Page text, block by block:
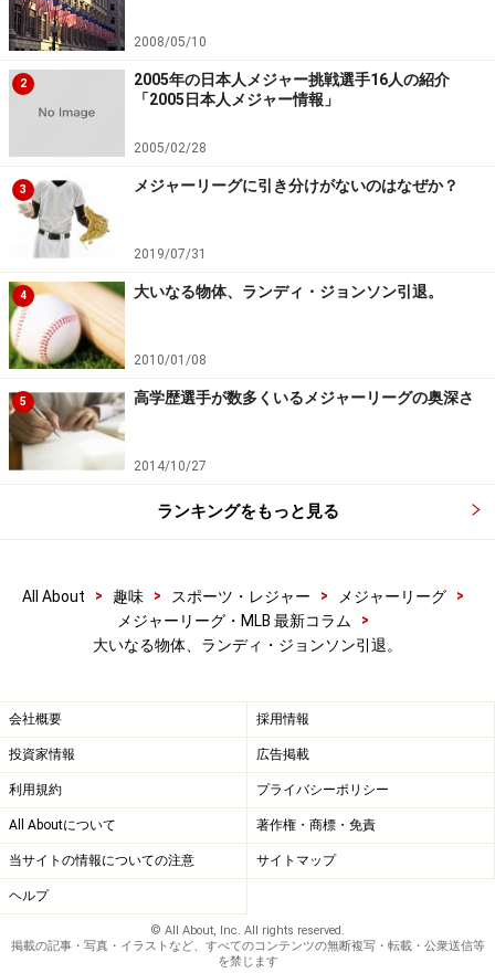
2008/05/10
2
2005年の日本人メジャー挑戦選手16人の紹介
「2005日本人メジャー情報」
2005/02/28
3 メジャーリーグに引き分けがないのはなぜか？
2019/07/31
4 大いなる物体、ランディ・ジョンソン引退。
2010/01/08
5 高学歴選手が数多くいるメジャーリーグの奥深さ
2014/10/27
ランキングをもっと見る
All About > 趣味 > スポーツ・レジャー > メジャーリーグ
>
メジャーリーグ・MLB 最新コラム
>
大いなる物体、ランディ・ジョンソン引退。
会社概要 採用情報
投資家情報 広告掲載
利用規約 プライバシーポリシー
All Aboutについて 著作権・商標・免責
当サイトの情報についての注意 サイトマップ
ヘルプ
© All About, Inc. All rights reserved.
掲載の記事・写真・イラストなど、すべてのコンテンツの無断複写・転載・公衆送信等
を禁じます